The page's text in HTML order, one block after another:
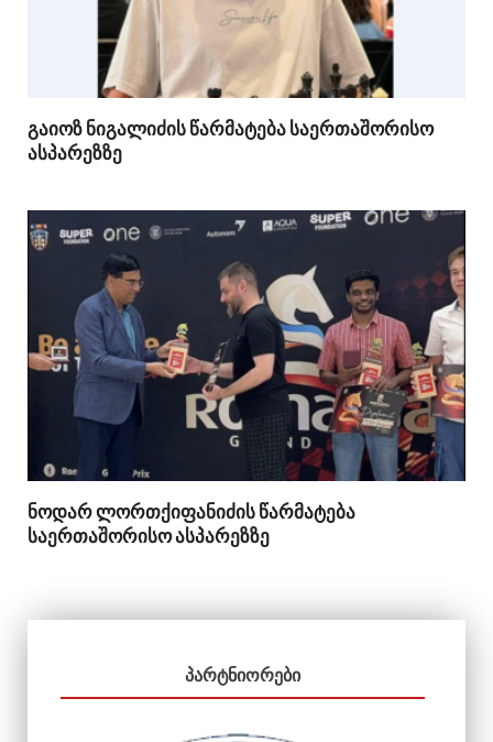
გაიოზ ნიგალიძის წარმატება საერთაშორისო
ასპარეზზე
ნოდარ ლორთქიფანიძის წარმატება
საერთაშორისო ასპარეზზე
ᲞᲐᲠᲢᲜᲘᲝᲠᲔᲑᲘ